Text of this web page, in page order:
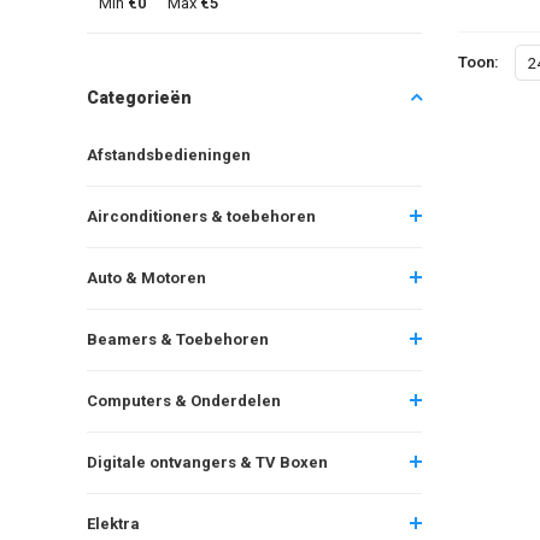
Categorieën
Afstandsbedieningen
Airconditioners & toebehoren
Auto & Motoren
Beamers & Toebehoren
Computers & Onderdelen
Digitale ontvangers & TV Boxen
Elektra
Toon: